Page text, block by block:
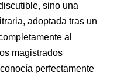
sino una
adoptada tras un
al
magistrados
perfectamente